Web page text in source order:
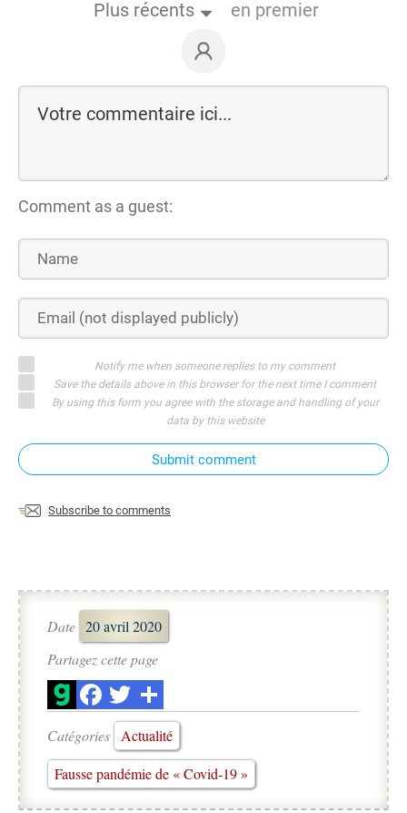
Plus récents
en premier
Comment as a guest:
Notify me when someone replies to my comment
Save the details above in this browser for the next time I comment
By using this form you agree with the storage and handling of your
data by this website
Submit comment
Subscribe to comments
Date 20 avril 2020
Partagez cette page
Catégories
Actualité
Fausse pandémie de « Covid-19 »